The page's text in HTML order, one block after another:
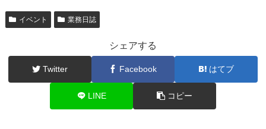
イベント 業務日誌
シェアする
Twitter Facebook はてブ
LINE コピー